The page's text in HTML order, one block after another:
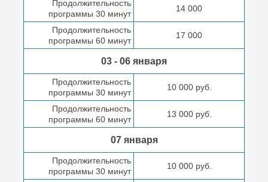
Продолжительность
программы 30 минут
14 000
Продолжительность
программы 60 минут
17 000
03 - 06 января
Продолжительность
программы 30 минут
10 000 руб.
Продолжительность
программы 60 минут
13 000 руб.
07 января
Продолжительность
программы 30 минут
10 000 руб.